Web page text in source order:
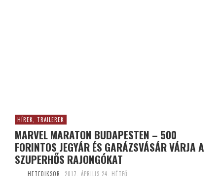
HÍREK, TRAILEREK
MARVEL MARATON BUDAPESTEN – 500
FORINTOS JEGYÁR ÉS GARÁZSVÁSÁR VÁRJA A
SZUPERHŐS RAJONGÓKAT
HETEDIKSOR 2017. ÁPRILIS 24. HÉTFŐ